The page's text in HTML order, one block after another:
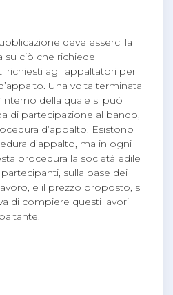
deve esserci la
su ciò che richiede
richiesti agli appaltatori per
Una volta terminata
della quale si può
di partecipazione al bando,
d’appalto. Esistono
d’appalto, ma in ogni
procedura la società edile
sulla base dei
e il prezzo proposto, si
di compiere questi lavori